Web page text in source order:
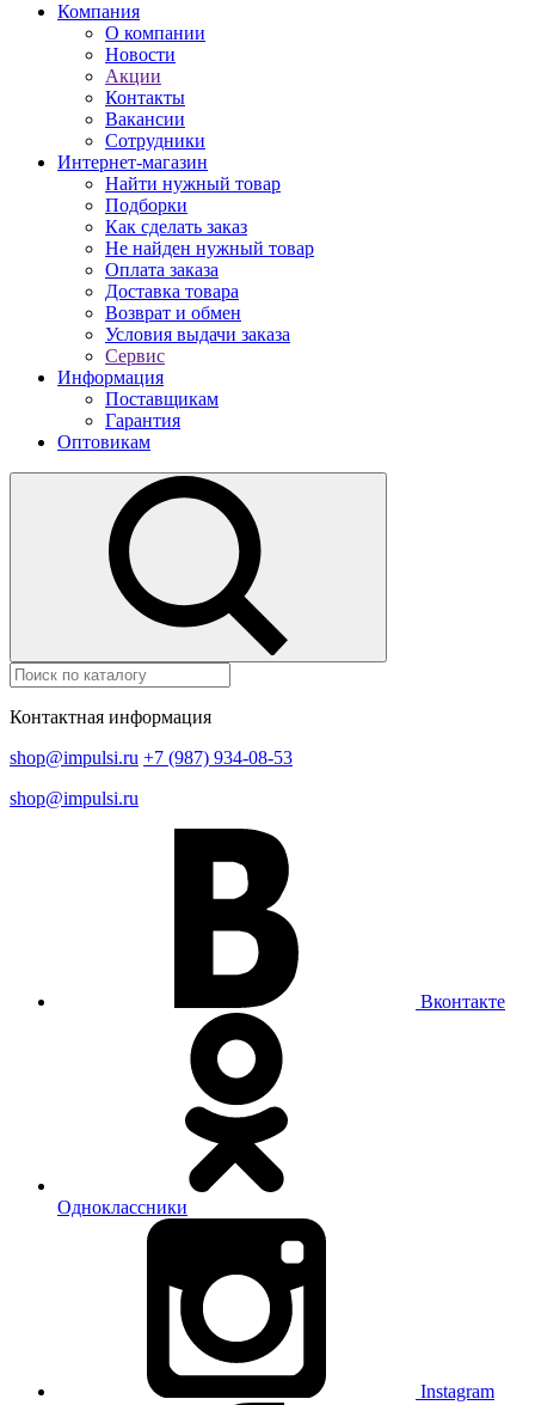
Компания
О компании
Новости
Акции
Контакты
Вакансии
Сотрудники
Интернет-магазин
Найти нужный товар
Подборки
Как сделать заказ
Не найден нужный товар
Оплата заказа
Доставка товара
Возврат и обмен
Условия выдачи заказа
Сервис
Информация
Поставщикам
Гарантия
Оптовикам
Контактная информация
shop@impulsi.ru +7 (987) 934-08-53
shop@impulsi.ru
Вконтакте
Одноклассники
Instagram